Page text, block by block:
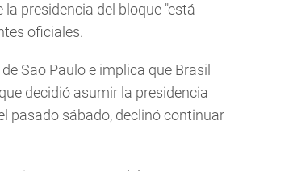
presidencia del bloque "está
oficiales.
Sao Paulo e implica que Brasil
decidió asumir la presidencia
pasado sábado, declinó continuar